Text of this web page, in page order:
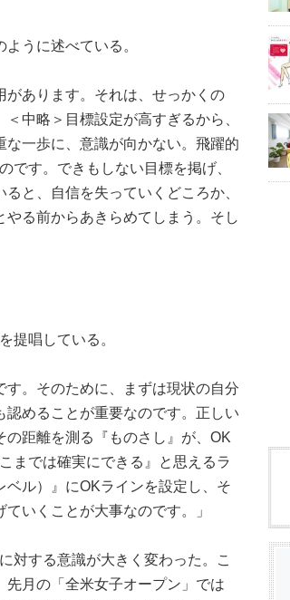
うに述べている。
があります。それは、せっかくの
中略＞目標設定が高すぎるから、
一歩に、意識が向かない。飛躍的
です。できもしない目標を掲げ、
と、自信を失っていくどころか、
る前からあきらめてしまう。そし
提唱している。
す。そのために、まずは現状の自分
めることが重要なのです。正しい
距離を測る『ものさし』が、OK
までは確実にできる』と思えるラ
ル）』にOKラインを設定し、そ
いくことが大事なのです。」
対する意識が大きく変わった。こ
月の「全米女子オープン」では